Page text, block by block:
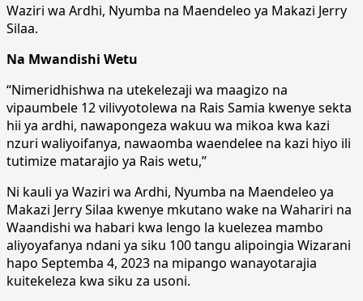
Waziri wa Ardhi, Nyumba na Maendeleo ya Makazi Jerry
Silaa.
Na Mwandishi Wetu
“Nimeridhishwa na utekelezaji wa maagizo na
vipaumbele 12 vilivyotolewa na Rais Samia kwenye sekta
hii ya ardhi, nawapongeza wakuu wa mikoa kwa kazi
nzuri waliyoifanya, nawaomba waendelee na kazi hiyo ili
tutimize matarajio ya Rais wetu,”
Ni kauli ya Waziri wa Ardhi, Nyumba na Maendeleo ya
Makazi Jerry Silaa kwenye mkutano wake na Wahariri na
Waandishi wa habari kwa lengo la kuelezea mambo
aliyoyafanya ndani ya siku 100 tangu alipoingia Wizarani
hapo Septemba 4, 2023 na mipango wanayotarajia
kuitekeleza kwa siku za usoni.